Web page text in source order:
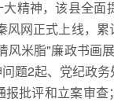
神，该县全面
风网正式上线，
风米脂"廉政书画
题2起、党纪政
批评和立案审